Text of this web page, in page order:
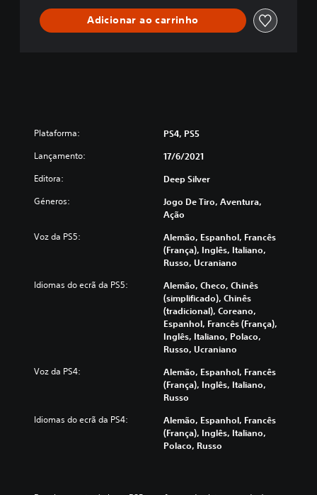
Adicionar ao carrinho
Plataforma: PS4, PS5
Lançamento: 17/6/2021
Editora: Deep Silver
Géneros:
Jogo De Tiro, Aventura,
Ação
Voz da PS5:
Alemão, Espanhol, Francês
(França), Inglês, Italiano,
Russo, Ucraniano
Idiomas do ecrã da PS5:
Alemão, Checo, Chinês
(simplificado), Chinês
(tradicional), Coreano,
Espanhol, Francês (França),
Inglês, Italiano, Polaco,
Russo, Ucraniano
Voz da PS4:
Alemão, Espanhol, Francês
(França), Inglês, Italiano,
Russo
Idiomas do ecrã da PS4:
Alemão, Espanhol, Francês
(França), Inglês, Italiano,
Polaco, Russo